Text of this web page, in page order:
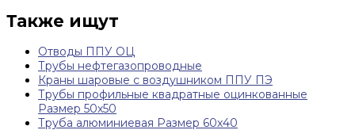
Также ищут
Отводы ППУ ОЦ
Трубы нефтегазопроводные
Краны шаровые с воздушником ППУ ПЭ
Трубы профильные квадратные оцинкованные
Размер 50х50
Труба алюминиевая Размер 60х40